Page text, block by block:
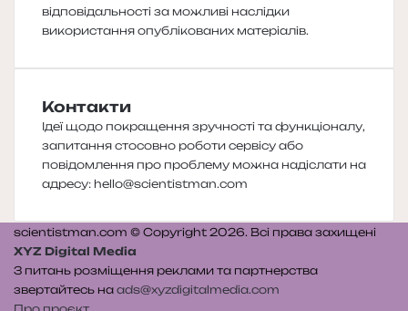
відповідальності за можливі наслідки
використання опублікованих матеріалів.
Контакти
Ідеї щодо покращення зручності та функціоналу,
запитання стосовно роботи сервісу або
повідомлення про проблему можна надіслати на
адресу: hello@scientistman.com
scientistman.com © Copyright 2026. Всі права захищені
XYZ Digital Media
З питань розміщення реклами та партнерства
звертайтесь на ads@xyzdigitalmedia.com